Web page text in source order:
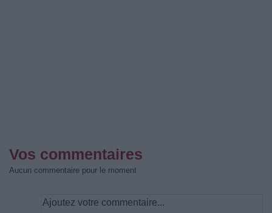
Vos commentaires
Aucun commentaire pour le moment